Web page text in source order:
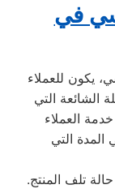
في
يكون للعملاء
الشائعة التي
العملاء
التي
تلف المنتج.